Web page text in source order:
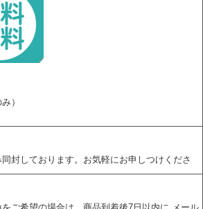
）
封しております。お気軽にお申しつけくださ